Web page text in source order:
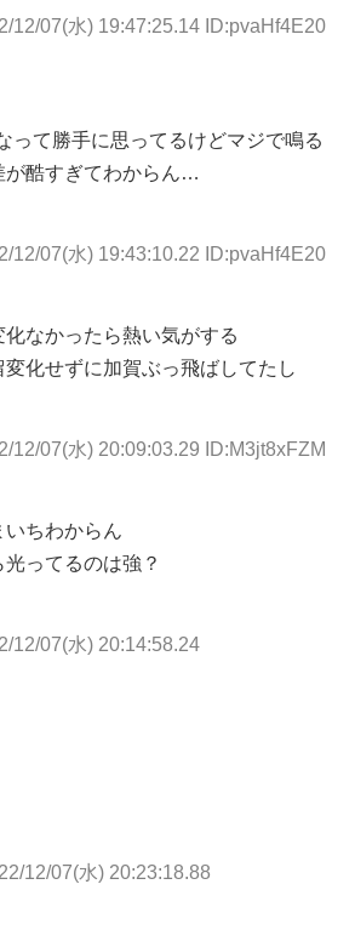
12/07(水) 19:47:25.14 ID:pvaHf4E20
って勝手に思ってるけどマジで鳴る
が酷すぎてわからん…
12/07(水) 19:43:10.22 ID:pvaHf4E20
なかったら熱い気がする
化せずに加賀ぶっ飛ばしてたし
12/07(水) 20:09:03.29 ID:M3jt8xFZM
いちわからん
ってるのは強？
12/07(水) 20:14:58.24
12/07(水) 20:23:18.88